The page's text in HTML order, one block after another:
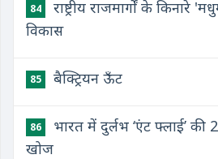
84
राष्ट्रीय राजमार्गों के किनारे
विकास
85 बैक्ट्रियन ऊँट
86
भारत में दुर्लभ ‘एंट फ्लाई’ की
खोज